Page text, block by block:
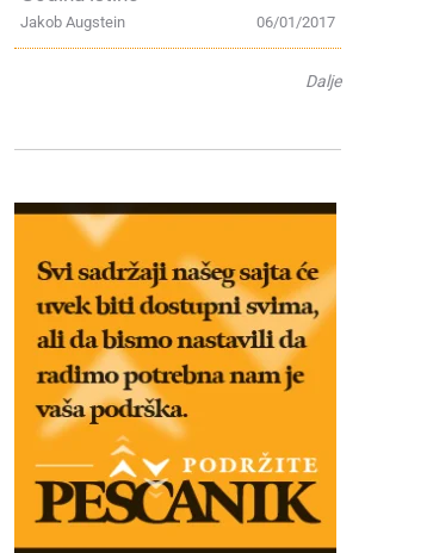
06/01/2017
Jakob Augstein
Dalje